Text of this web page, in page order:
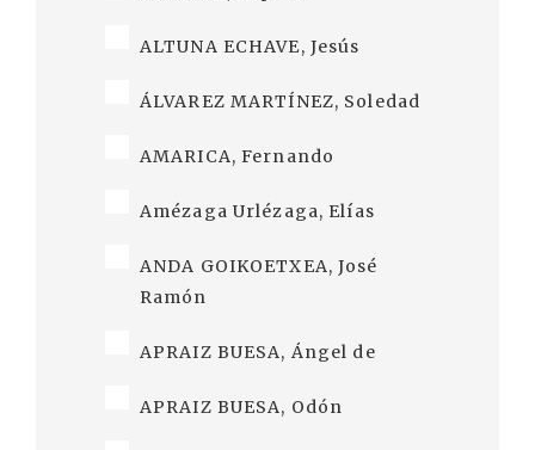
ALTUNA ECHAVE, Jesús
ÁLVAREZ MARTÍNEZ, Soledad
AMARICA, Fernando
Amézaga Urlézaga, Elías
ANDA GOIKOETXEA, José
Ramón
APRAIZ BUESA, Ángel de
APRAIZ BUESA, Odón